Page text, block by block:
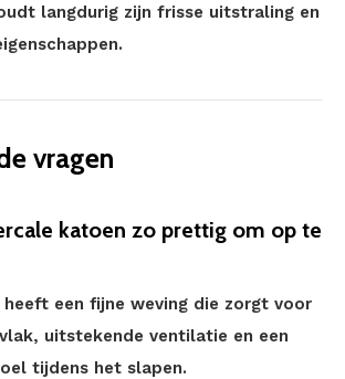
langdurig zijn frisse uitstraling en
vragen
katoen zo prettig om op te
een fijne weving die zorgt voor
uitstekende ventilatie en een
tijdens het slapen.